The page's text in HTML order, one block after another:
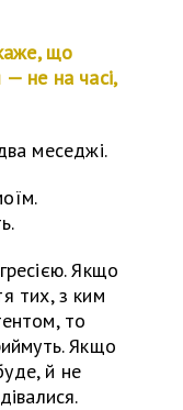
що
не на часі,
меседжі.
Якщо
тих, з ким
то
Якщо
й не